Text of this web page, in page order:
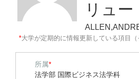
リュー
*大学が定期的に情報更新している項目（
所属*
法学部 国際ビジネス法学科